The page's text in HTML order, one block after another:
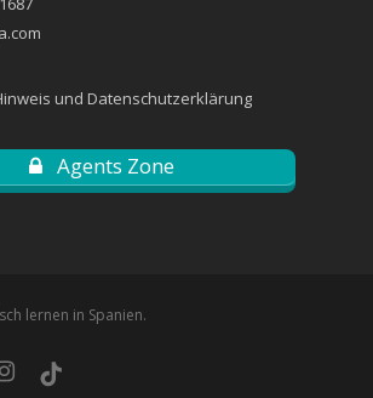
und Datenschutzerklärung
Agents Zone
lernen in Spanien.
tiktok